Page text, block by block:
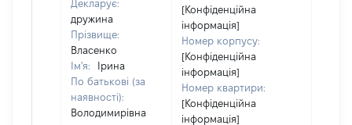
Декларує:
дружина
Прізвище:
Власенко
Ім'я:
Ірина
По батькові (за
наявності):
Володимирівна
[Конфіденційна
інформація]
Номер корпусу:
[Конфіденційна
інформація]
Номер квартири:
[Конфіденційна
інформація]